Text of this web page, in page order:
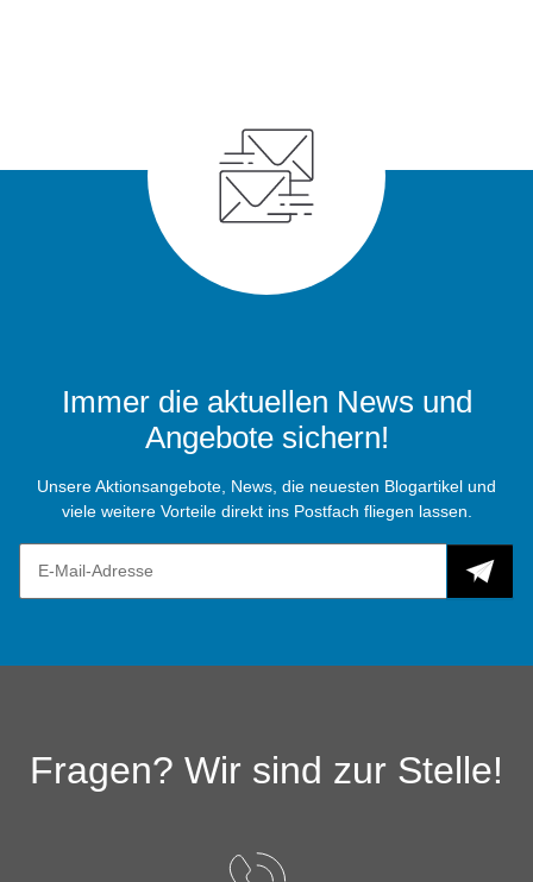
Immer die aktuellen News und
Angebote sichern!
Unsere Aktionsangebote, News, die neuesten Blogartikel und
viele weitere Vorteile direkt ins Postfach fliegen lassen.
Fragen? Wir sind zur Stelle!